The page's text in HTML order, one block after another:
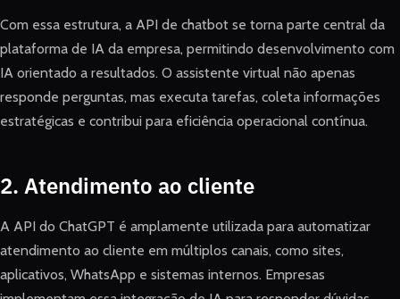
Com essa estrutura, a API de chatbot se torna parte central da
plataforma de IA da empresa, permitindo desenvolvimento com
IA orientado a resultados. O assistente virtual não apenas
responde perguntas, mas executa tarefas, coleta informações
estratégicas e contribui para eficiência operacional contínua.
2. Atendimento ao cliente
A API do ChatGPT é amplamente utilizada para automatizar
atendimento ao cliente em múltiplos canais, como sites,
aplicativos, WhatsApp e sistemas internos. Empresas